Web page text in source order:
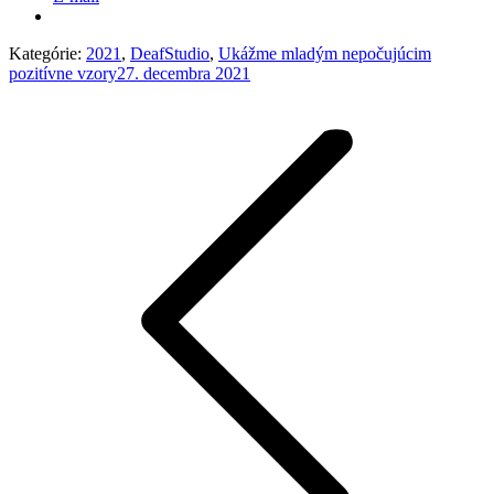
Kategórie: 2021 , DeafStudio, Ukážme mladým nepočujúcim
pozitívne vzory27. decembra 2021